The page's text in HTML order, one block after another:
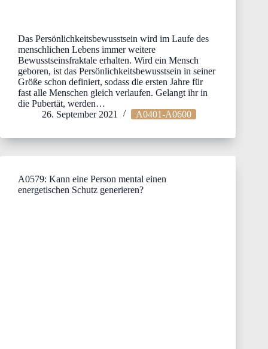
Das Persönlichkeitsbewusstsein wird im Laufe des
menschlichen Lebens immer weitere
Bewusstseinsfraktale erhalten. Wird ein Mensch
geboren, ist das Persönlichkeitsbewusstsein in seiner
Größe schon definiert, sodass die ersten Jahre für
fast alle Menschen gleich verlaufen. Gelangt ihr in
die Pubertät, werden…
26. September 2021
A0401-A0600
A0579: Kann eine Person mental einen
energetischen Schutz generieren?